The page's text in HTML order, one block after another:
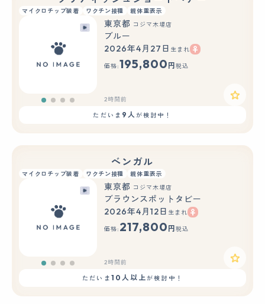
マイクロチップ装着 ワクチン接種 親体重表示
東京都 コジマ木場店
ブルー
2026年4月27日 生まれ
価格:195,800 円 税込
2時間前
ただいま 9人が検討中！
ベンガル
マイクロチップ装着 ワクチン接種 親体重表示
東京都 コジマ木場店
ブラウンスポットタビー
2026年4月12日 生まれ
価格: 217,800 円 税込
2時間前
ただいま 10人以上が検討中！